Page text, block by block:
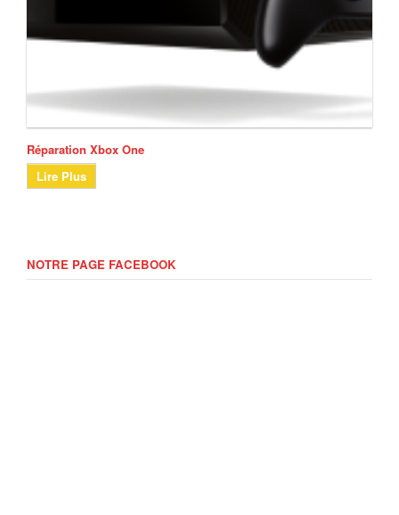
Réparation Xbox One
Lire Plus
NOTRE PAGE FACEBOOK